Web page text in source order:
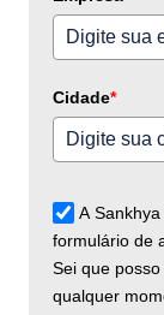
Cidade*
A
formulário de
Sei que
qualquer